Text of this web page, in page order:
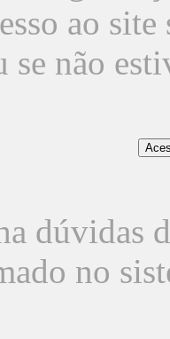
ao
se não
dúvidas
no